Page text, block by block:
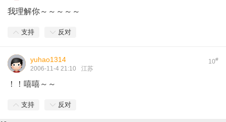
我理解你～～～～～
支持 反对
10#
yuhao1314
2006-11-4 21:10 江苏
！！嘻嘻～～
支持 反对